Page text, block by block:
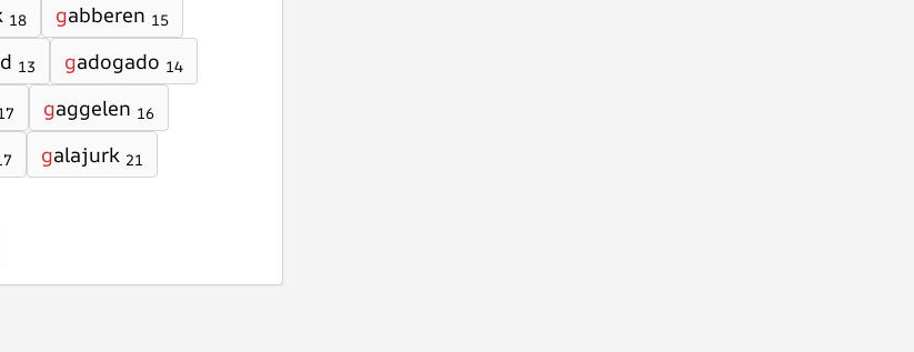
18 gabberen 15
13 gadogado 14
gaggelen 16
galajurk 21